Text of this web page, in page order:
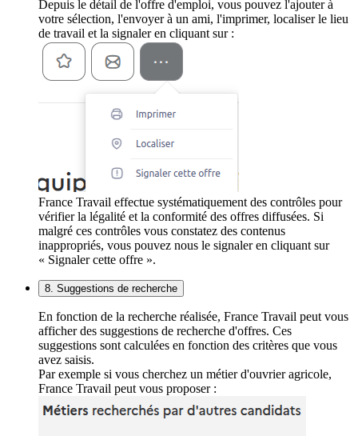
Depuis le détail de l'offre d'emploi, vous pouvez l'ajouter à
votre sélection, l'envoyer à un ami, l'imprimer, localiser le lieu
de travail et la signaler en cliquant sur :
France Travail effectue systématiquement des contrôles pour
vérifier la légalité et la conformité des offres diffusées. Si
malgré ces contrôles vous constatez des contenus
inappropriés, vous pouvez nous le signaler en cliquant sur
« Signaler cette offre ».
8. Suggestions de recherche
En fonction de la recherche réalisée, France Travail peut vous
afficher des suggestions de recherche d'offres. Ces
suggestions sont calculées en fonction des critères que vous
avez saisis.
Par exemple si vous cherchez un métier d'ouvrier agricole,
France Travail peut vous proposer :